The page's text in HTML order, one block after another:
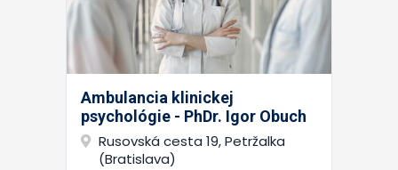
Ambulancia klinickej
psychológie - PhDr. Igor Obuch
Rusovská cesta 19, Petržalka
(Bratislava)